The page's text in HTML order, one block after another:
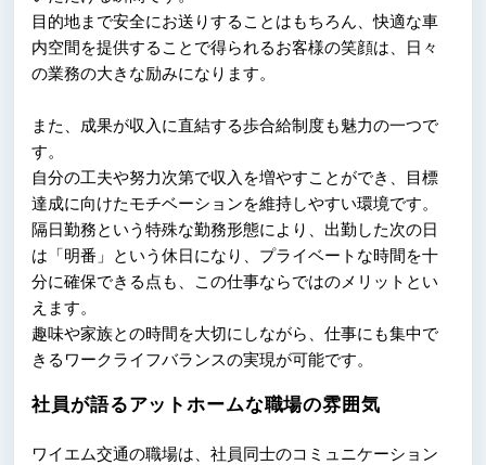
目的地まで安全にお送りすることはもちろん、快適な車
内空間を提供することで得られるお客様の笑顔は、日々
の業務の大きな励みになります。
また、成果が収入に直結する歩合給制度も魅力の一つで
す。
自分の工夫や努力次第で収入を増やすことができ、目標
達成に向けたモチベーションを維持しやすい環境です。
隔日勤務という特殊な勤務形態により、出勤した次の日
は「明番」という休日になり、プライベートな時間を十
分に確保できる点も、この仕事ならではのメリットとい
えます。
趣味や家族との時間を大切にしながら、仕事にも集中で
きるワークライフバランスの実現が可能です。
社員が語るアットホームな職場の雰囲気
ワイエム交通の職場は、社員同士のコミュニケーション